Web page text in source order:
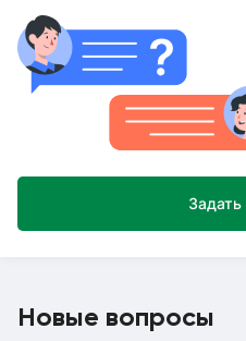
Новые вопросы